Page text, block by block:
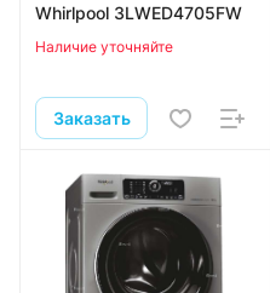
Whirlpool 3LWED4705FW
Наличие уточняйте
Заказать